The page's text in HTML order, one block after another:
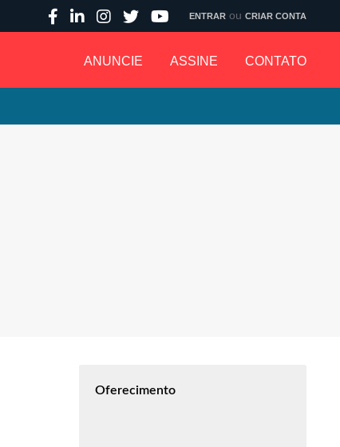
ANUNCIE ASSINE CONTATO
ENTRAR ou CRIAR CONTA
Oferecimento